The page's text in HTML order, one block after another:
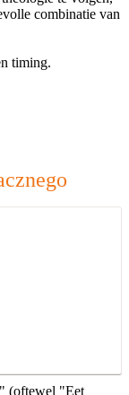
combinatie van
timing.
(oftewel "Eet